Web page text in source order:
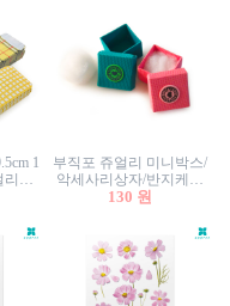
1
리봉
사
부직포 쥬얼리 미니박스/
악세사리상자/반지케이
스/반지상자/귀걸이상자/
130 원